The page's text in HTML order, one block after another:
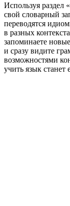
Используя раздел
свой словарный
переводятся
в разных
запоминаете
и сразу видите
возможностями
учить язык станет